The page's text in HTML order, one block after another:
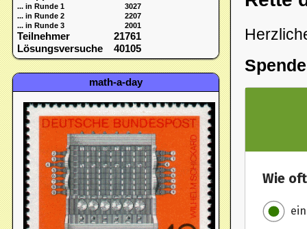
... in Runde 1
3027
... in Runde 2
2207
... in Runde 3
2001
Teilnehmer
21761
Lösungsversuche
40105
math-a-day